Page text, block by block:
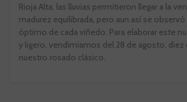
Rioja Alta, las lluvias permitieron llegar a la
madurez equilibrada, pero aun así se
óptimo de cada viñedo. Para elaborar este
y ligero, vendimiamos del 28 de agosto, diez
nuestro rosado clásico.